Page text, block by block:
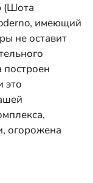
(Шота
имеющий
не оставит
построен
это
огорожена